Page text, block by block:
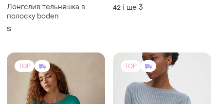
Лонгслив тельняшка в
полоску boden
S
42 і ще 3
TOP TOP